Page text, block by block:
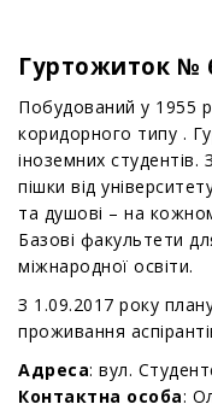
Гуртожиток №
Побудований у 1955
коридорного типу .
іноземних
пішки від
та душові – на
Базові факультети
міжнародної освіти.
З 1.09.2017 року
проживання
Адреса: вул.
Контактна особа: